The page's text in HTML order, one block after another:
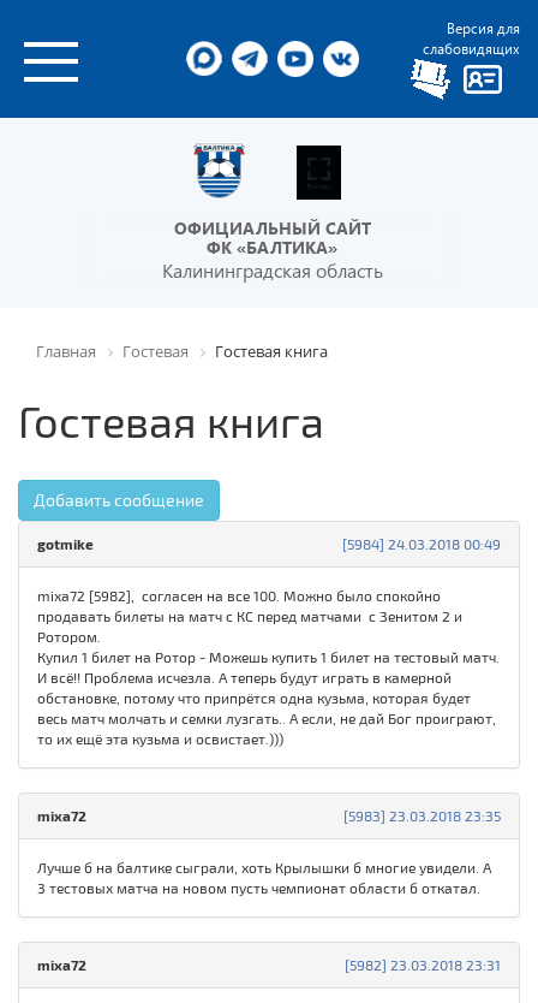
Версия для
слабовидящих
ОФИЦИАЛЬНЫЙ САЙТ
ФК «БАЛТИКА»
Калининградская область
Главная Гостевая Гостевая книга
Гостевая книга
Добавить сообщение
[5984] 24.03.2018 00:49
gotmike
mixa72 [5982], согласен на все 100. Можно было спокойно
продавать билеты на матч с КС перед матчами с Зенитом 2 и
Ротором.
Купил 1 билет на Ротор - Можешь купить 1 билет на тестовый матч.
И всё!! Проблема исчезла. А теперь будут играть в камерной
обстановке, потому что припрётся одна кузьма, которая будет
весь матч молчать и семки лузгать.. А если, не дай Бог проиграют,
то их ещё эта кузьма и освистает.)))
[5983] 23.03.2018 23:35
mixa72
Лучше б на балтике сыграли, хоть Крылышки б многие увидели. А
3 тестовых матча на новом пусть чемпионат области б откатал.
[5982] 23.03.2018 23:31
mixa72